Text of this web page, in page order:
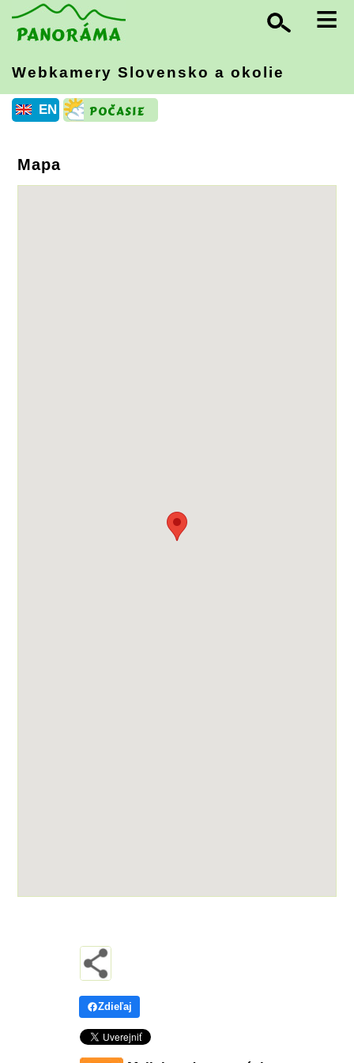
≡
Webkamery Slovensko a okolie
EN
Mapa
Zdieľaj